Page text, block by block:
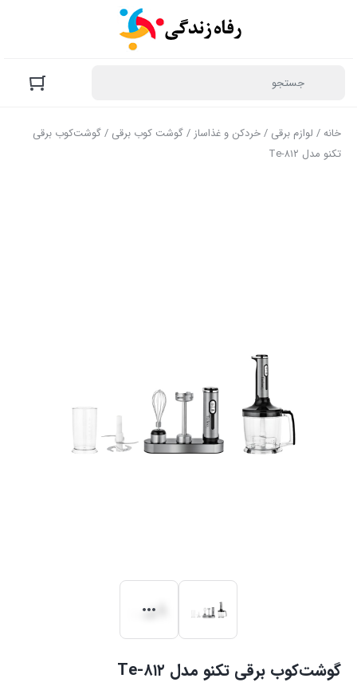
خانه/ لوازم برقی /خردکن و غذاساز /گوشت کوب برقی / گوشت‌کوب برقی
تکنو مدل Te‑۸۱۲
گوشت‌کوب برقی تکنو مدل Te‑۸۱۲